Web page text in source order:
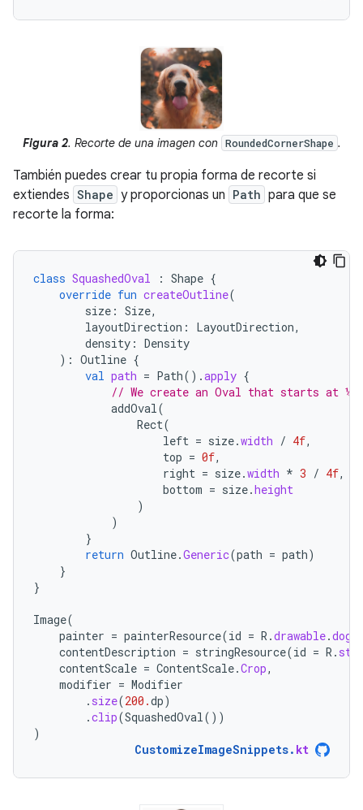
Figura 2. Recorte de una imagen con RoundedCornerShape .
También puedes crear tu propia forma de recorte si
extiendes Shape y proporcionas un Path para que se
recorte la forma:
class SquashedOval : Shape {
override fun createOutline(
size : Size,
layoutDirection : LayoutDirection,
density : Density
): Outline {
val path = Path().apply {
// We create an Oval that starts at ¼
addOval(
Rect(
left = size.width / 4f,
top = 0f,
right = size.width * 3 / 4f,
bottom = size.height
)
)
}
return Outline.Generic(path = path)
}
}
Image(
painter = painterResource(id = R .drawable.dog
contentDescription = stringResource(id = R .
contentScale = ContentScale.Crop,
modifier = Modifier
. size(200.dp)
.clip(SquashedOval())
)
CustomizeImageSnippets. kt